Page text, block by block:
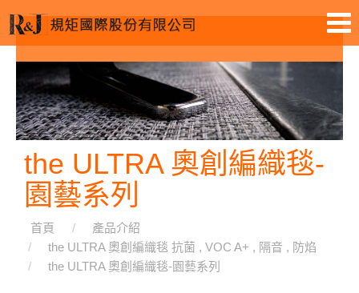
the ULTRA 奧創編織毯-
園藝系列
首頁
產品介紹
the ULTRA 奧創編織毯 抗菌 , VOC A+ , 隔音 , 防焰
the ULTRA 奧創編織毯-園藝系列